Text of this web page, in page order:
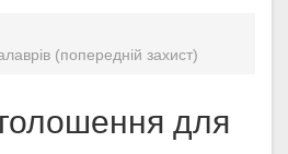
(попередній захист)
для